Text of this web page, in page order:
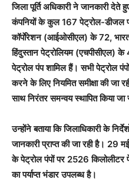
जिला पूर्ति अधिकारी ने जानकारी देते
कंपनियों के कुल 167 पेट्रोल-डीजल
कॉर्पाेरेशन (आईओसीएल) के 72,
हिंदुस्तान पेट्रोलियम (एचपीसीएल)
पेट्रोल पंप शामिल हैं। सभी पेट्रोल
करने के लिए नियमित समीक्षा की जा
साथ निरंतर समन्वय स्थापित किया जा
उन्होंने बताया कि जिलाधिकारी के
जानकारी प्राप्त की जा रही है।
के पेट्रोल पंपों पर 2526
का पर्याप्त भंडार उपलब्ध है।